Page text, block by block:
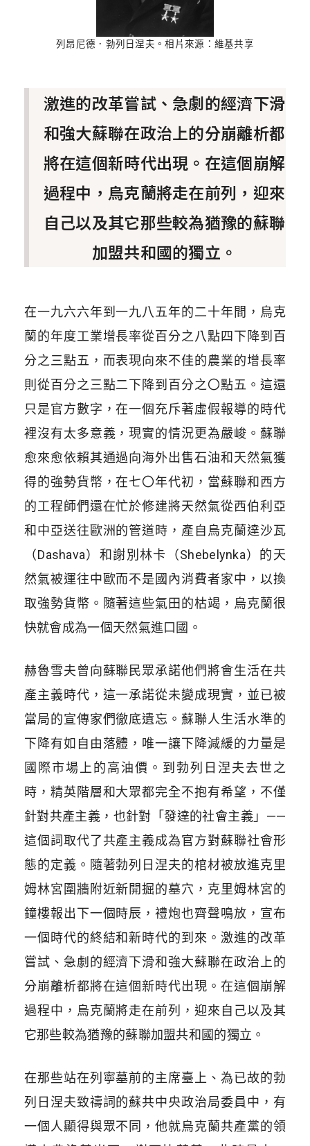
列昂尼德．勃列日涅夫。相片來源：維基共享
激進的改革嘗試、急劇的經濟下滑
和強大蘇聯在政治上的分崩離析都
將在這個新時代出現。在這個崩解
過程中，烏克蘭將走在前列，迎來
自己以及其它那些較為猶豫的蘇聯
加盟共和國的獨立。
在一九六六年到一九八五年的二十年間，烏克
蘭的年度工業增長率從百分之八點四下降到百
分之三點五，而表現向來不佳的農業的增長率
則從百分之三點二下降到百分之〇點五。這還
只是官方數字，在一個充斥著虛假報導的時代
裡沒有太多意義，現實的情況更為嚴峻。蘇聯
愈來愈依賴其通過向海外出售石油和天然氣獲
得的強勢貨幣，在七〇年代初，當蘇聯和西方
的工程師們還在忙於修建將天然氣從西伯利亞
和中亞送往歐洲的管道時，產自烏克蘭達沙瓦
（Dashava）和謝別林卡（Shebelynka）的天
然氣被運往中歐而不是國內消費者家中，以換
取強勢貨幣。隨著這些氣田的枯竭，烏克蘭很
快就會成為一個天然氣進口國。
赫魯雪夫曾向蘇聯民眾承諾他們將會生活在共
產主義時代，這一承諾從未變成現實，並已被
當局的宣傳家們徹底遺忘。蘇聯人生活水準的
下降有如自由落體，唯一讓下降減緩的力量是
國際市場上的高油價。到勃列日涅夫去世之
時，精英階層和大眾都完全不抱有希望，不僅
針對共產主義，也針對「發達的社會主義」 ——
這個詞取代了共產主義成為官方對蘇聯社會形
態的定義。隨著勃列日涅夫的棺材被放進克里
姆林宮圍牆附近新開掘的墓穴，克里姆林宮的
鐘樓報出下一個時辰，禮炮也齊聲鳴放，宣布
一個時代的終結和新時代的到來。激進的改革
嘗試、急劇的經濟下滑和強大蘇聯在政治上的
分崩離析都將在這個新時代出現。在這個崩解
過程中，烏克蘭將走在前列，迎來自己以及其
它那些較為猶豫的蘇聯加盟共和國的獨立。
在那些站在列寧墓前的主席臺上、為已故的勃
列日涅夫致禱詞的蘇共中央政治局委員中，有
一個人顯得與眾不同，他就烏克蘭共產黨的領